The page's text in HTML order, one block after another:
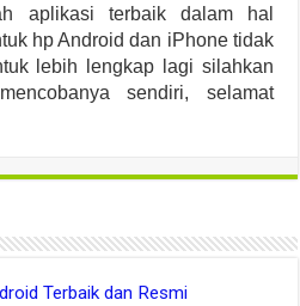
aplikasi terbaik dalam hal
hp Android dan iPhone tidak
lebih lengkap lagi silahkan
sendiri, selamat
Terbaik dan Resmi